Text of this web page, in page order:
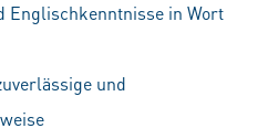
Englischkenntnisse in Wort
und